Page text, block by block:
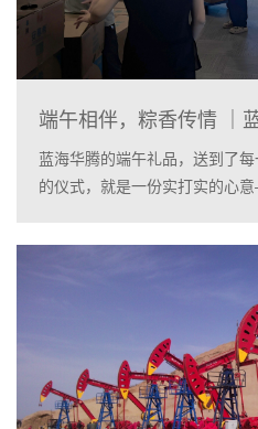
端午相伴，粽香传情 ｜
蓝海华腾的端午礼品，送到了
的仪式，就是一份实打实的心